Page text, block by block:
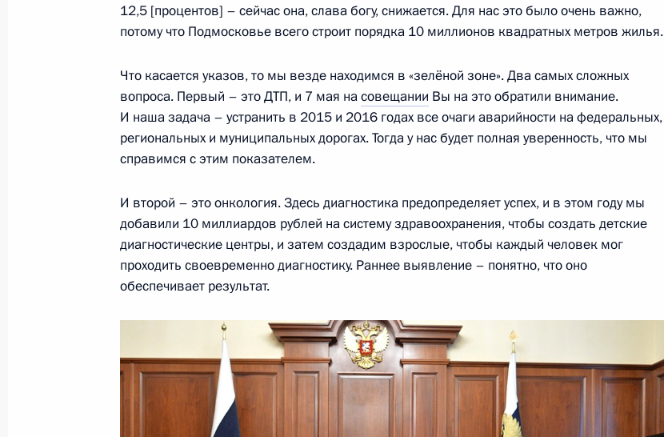
8 июня 2015 года, понедельник
12–13 июня Президент России посетит Азербайджан, где примет
участие в церемонии открытия Первых Европейских игр
8 июня 2015 года, 15:00
Рабочая встреча с руководителем Федеральной
антимонопольной службы Игорем Артемьевым
8 июня 2015 года, 14:50 Москва, Кремль
2
Телефонный разговор с Президентом Турции Реджепом Тайипом
Эрдоганом
8 июня 2015 года, 14:30
12,5 [процентов] – сейчас она, слава богу, снижается. Для нас это было очень важно,
потому что Подмосковье всего строит порядка 10 миллионов квадратных метров жилья.
Что касается указов, то мы везде находимся в «зелёной зоне». Два самых сложных
вопроса. Первый – это ДТП, и 7 мая насовещании Вы на это обратили внимание.
И наша задача – устранить в 2015 и 2016 годах все очаги аварийности на федеральных,
региональных и муниципальных дорогах. Тогда у нас будет полная уверенность, что мы
справимся с этим показателем.
И второй – это онкология. Здесь диагностика предопределяет успех, и в этом году мы
добавили 10 миллиардов рублей на систему здравоохранения, чтобы создать детские
диагностические центры, и затем создадим взрослые, чтобы каждый человек мог
проходить своевременно диагностику. Раннее выявление – понятно, что оно
обеспечивает результат.